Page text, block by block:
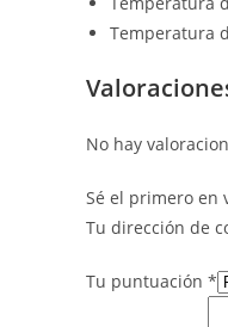
Temperatura
No hay
Sé el primero en
Tu dirección de
Tu puntuación *